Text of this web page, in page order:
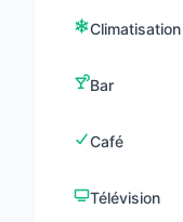
Climatisation
Bar
Café
Télévision